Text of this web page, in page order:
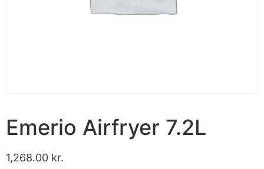
Emerio Airfryer 7.2L
1,268.00 kr.